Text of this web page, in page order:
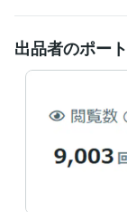
ですが、作業状況
ぎの案件の場合は、
です。
基本的に定休日は
ただく場合は、事
【ご納品・作業につ
ご依頼内容によっ
し、確実にお約束
出品者のポー